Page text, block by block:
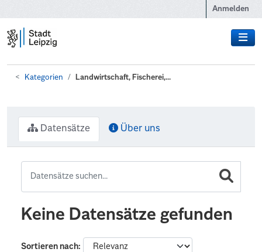
Anmelden
Kategorien Landwirtschaft, Fischerei,...
Datensätze Über uns
Keine Datensätze gefunden
Sortieren nach